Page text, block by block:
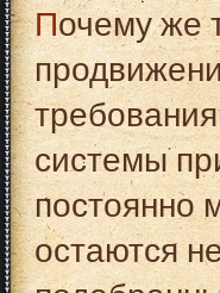
Почему же такой ресурс непригоден для
системы
постоянно
остаются